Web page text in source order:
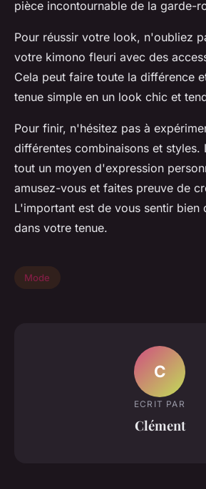
pièce incontournable de la garde-
Pour réussir votre look, n'oubliez
votre kimono fleuri avec des
Cela peut faire toute la différence
tenue simple en un look chic et
Pour finir, n'hésitez pas à
différentes combinaisons et styles.
tout un moyen d'expression
amusez-vous et faites preuve de
L'important est de vous sentir bien
dans votre tenue.
Mode
C
ECRIT PAR
Clément